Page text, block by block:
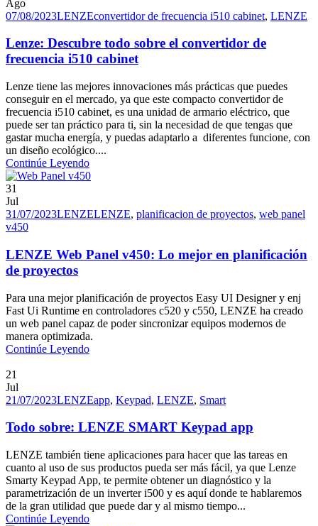
Ago
07/08/2023LENZEconvertidor de frecuencia i510 cabinet, LENZE
Lenze: Descubre todo sobre el convertidor de
frecuencia i510 cabinet
Lenze tiene las mejores innovaciones más prácticas que puedes
conseguir en el mercado, ya que este compacto convertidor de
frecuencia i510 cabinet, es una unidad de armario eléctrico, que
puede ser tan práctico para ti, sin la necesidad de que tengas que
gastar mucha energía, y puedas adaptarlo a diferentes funcione, con
un diseño ecológico....
Continúe Leyendo
31
Jul
31/07/2023LENZELENZE, planificacion de proyectos, web panel
v450
LENZE Web Panel v450: Lo mejor en planificación
de proyectos
Para una mejor planificación de proyectos Easy UI Designer y enj
Fast Ui Runtime en controladores c520 y c550, LENZE ha creado
un web panel capaz de poder sincronizar equipos modernos de
manera optimizada.
Continúe Leyendo
21
Jul
21/07/2023LENZEapp, Keypad, LENZE, Smart
Todo sobre: LENZE SMART Keypad app
LENZE también tiene aplicaciones para hacer que las tareas en
cuanto al uso de sus productos pueda ser más fácil, ya que Lenze
Smarty Keypad App, te permite obtener un diagnóstico y la
parametrización de un inverter i500 y es aquí donde te hablaremos
de la gran utilidad que puede dar y al mismo tiempo...
Continúe Leyendo